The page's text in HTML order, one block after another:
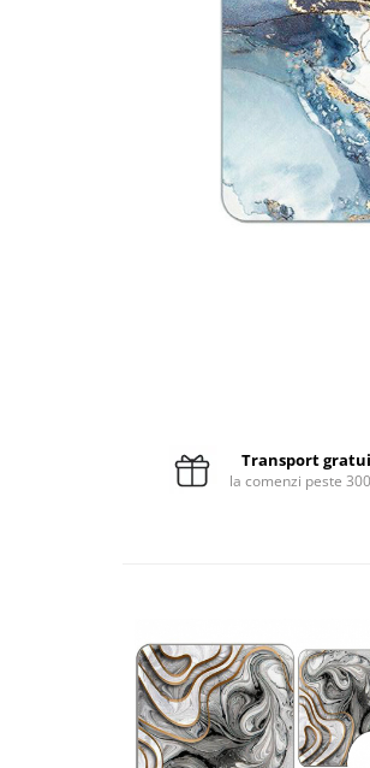
Transport
la comenzi peste